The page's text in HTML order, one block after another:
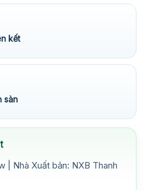
kết
sàn
| Nhà Xuất bản: NXB Thanh